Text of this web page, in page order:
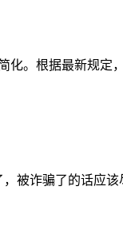
化。根据最新规
被诈骗了的话应